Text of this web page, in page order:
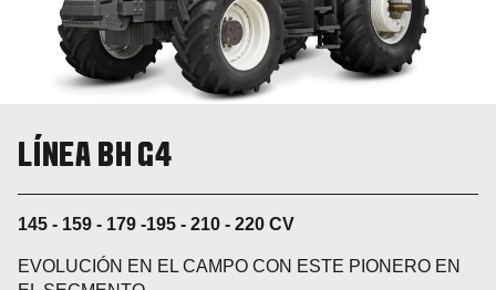
LÍNEA BH G4
145 - 159 - 179 -195 - 210 - 220 CV
EVOLUCIÓN EN EL CAMPO CON ESTE PIONERO EN